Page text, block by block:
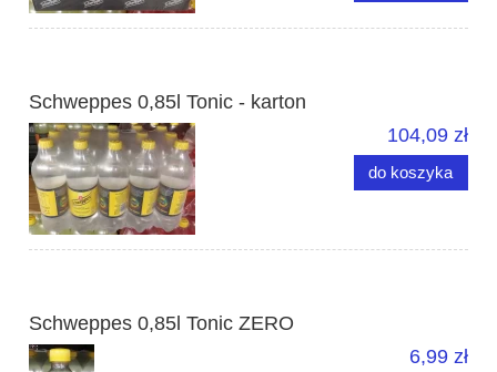
Schweppes 0,85l Tonic - karton
104,09 zł
do koszyka
Schweppes 0,85l Tonic ZERO
6,99 zł